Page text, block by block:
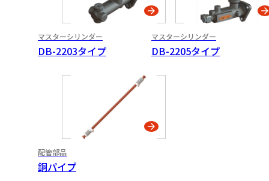
マスターシリンダー
DB-2203タイプ
マスターシリンダー
DB-2205タイプ
配管部品
銅パイプ